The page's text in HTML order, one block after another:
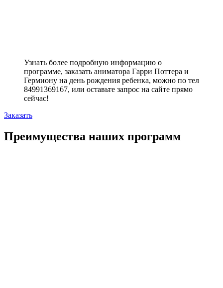
Узнать более подробную информацию о
программе, заказать аниматора Гарри Поттера и
Гермиону на день рождения ребенка, можно по тел
84991369167, или оставьте запрос на сайте прямо
сейчас!
Заказать
Преимущества наших программ